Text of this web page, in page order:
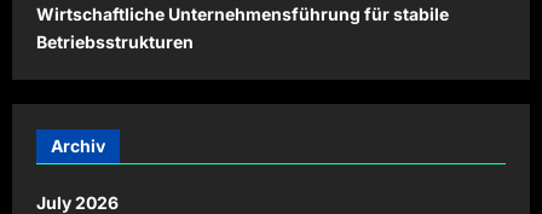
Wirtschaftliche Unternehmensführung für stabile
Betriebsstrukturen
Archiv
July 2026